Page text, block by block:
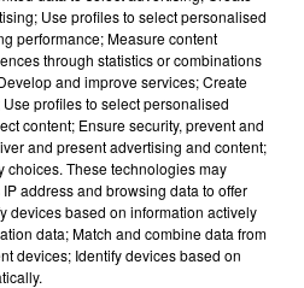
du-Touch : des
face à...
Use profiles to select personalised
performance; Measure content
through statistics or combinations
and improve services; Create
profiles to select personalised
content; Ensure security, prevent and
and present advertising and content;
choices. These technologies may
address and browsing data to offer
devices based on information actively
data; Match and combine data from
devices; Identify devices based on